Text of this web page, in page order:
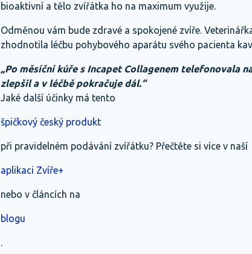
bioaktivní a tělo zvířátka ho na maximum využije.
Odměnou vám bude zdravé a spokojené zvíře.
zhodnotila léčbu pohybového aparátu svého pacienta
„Po měsíční kúře s Incapet Collagenem telefonovala
zlepšil a v léčbě pokračuje dál.“
Jaké další účinky má tento
špičkový český produkt
při pravidelném podávání zvířátku? Přečtěte si více v naší
aplikaci Zvíře+
nebo v článcích na
blogu
.